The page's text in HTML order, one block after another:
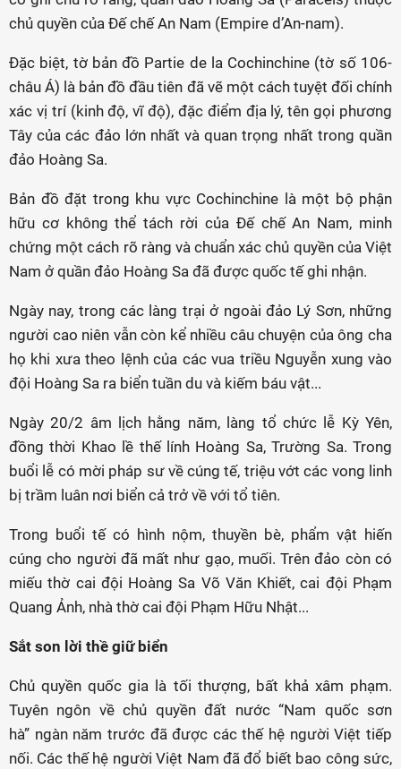
chủ quyền của Đế chế An Nam (Empire d’An-nam).
Đặc biệt, tờ bản đồ Partie de la Cochinchine (tờ số 106-
châu Á) là bản đồ đầu tiên đã vẽ một cách tuyệt đối chính
xác vị trí (kinh độ, vĩ độ), đặc điểm địa lý, tên gọi phương
Tây của các đảo lớn nhất và quan trọng nhất trong quần
đảo Hoàng Sa.
Bản đồ đặt trong khu vực Cochinchine là một bộ phận
hữu cơ không thể tách rời của Đế chế An Nam, minh
chứng một cách rõ ràng và chuẩn xác chủ quyền của Việt
Nam ở quần đảo Hoàng Sa đã được quốc tế ghi nhận.
Ngày nay, trong các làng trại ở ngoài đảo Lý Sơn, những
người cao niên vẫn còn kể nhiều câu chuyện của ông cha
họ khi xưa theo lệnh của các vua triều Nguyễn xung vào
đội Hoàng Sa ra biển tuần du và kiếm báu vật...
Ngày 20/2 âm lịch hằng năm, làng tổ chức lễ Kỳ Yên,
đồng thời Khao lề thế lính Hoàng Sa, Trường Sa. Trong
buổi lễ có mời pháp sư về cúng tế, triệu vớt các vong linh
bị trầm luân nơi biển cả trở về với tổ tiên.
Trong buổi tế có hình nộm, thuyền bè, phẩm vật hiến
cúng cho người đã mất như gạo, muối. Trên đảo còn có
miếu thờ cai đội Hoàng Sa Võ Văn Khiết, cai đội Phạm
Quang Ảnh, nhà thờ cai đội Phạm Hữu Nhật...
Sắt son lời thề giữ biển
Chủ quyền quốc gia là tối thượng, bất khả xâm phạm.
Tuyên ngôn về chủ quyền đất nước “Nam quốc sơn
hà” ngàn năm trước đã được các thế hệ người Việt tiếp
nối. Các thế hệ người Việt Nam đã đổ biết bao công sức,